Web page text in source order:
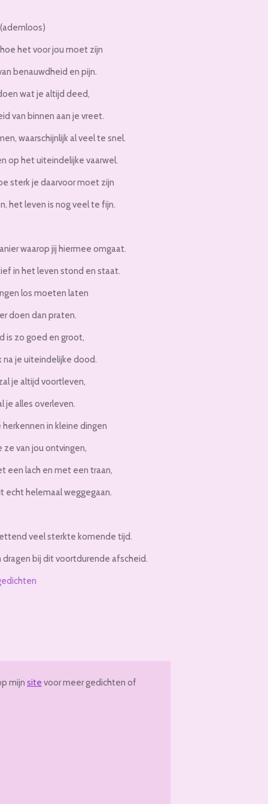
het voor jou moet zijn
benauwdheid en pijn.
wat je altijd deed,
van binnen aan je vreet.
waarschijnlijk al veel te snel.
op het uiteindelijke vaarwel.
sterk je daarvoor moet zijn
het leven is nog veel te fijn.
waarop jij hiermee omgaat.
in het leven stond en staat.
los moeten laten
doen dan praten.
is zo goed en groot,
je uiteindelijke dood.
je altijd voortleven,
je alles overleven.
in kleine dingen
van jou ontvingen,
een lach en met een traan,
echt helemaal weggegaan.
veel sterkte komende tijd.
dragen bij dit voortdurende afscheid.
mijnsite voor meer gedichten of